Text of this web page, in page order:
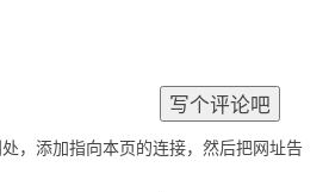
，添加指向本页的连接，然后把网址告